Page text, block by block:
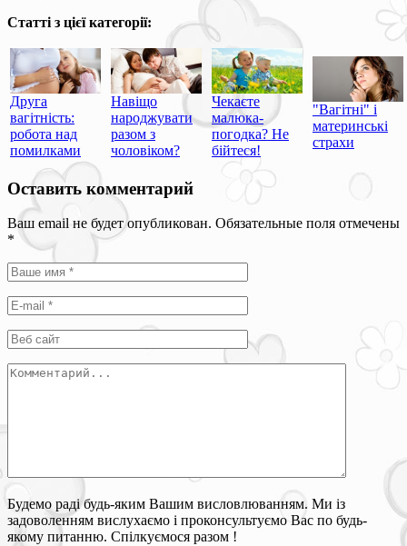
Статті з цієї категорії:
Друга
вагітність:
робота над
помилками
Навіщо
народжувати
разом з
чоловіком?
Чекаєте
малюка-
погодка? Не
бійтеся!
"Вагітні" і
материнські
страхи
Оставить комментарий
Ваш email не будет опубликован. Обязательные поля отмечены
*
Будемо раді будь-яким Вашим висловлюванням. Ми із
задоволенням вислухаємо і проконсультуємо Вас по будь-
якому питанню. Спілкуємося разом !